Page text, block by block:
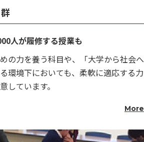
人が履修する授業も
の力を養う科目や、「大学から社会へ
環境下においても、柔軟に適応する力
しています。
More